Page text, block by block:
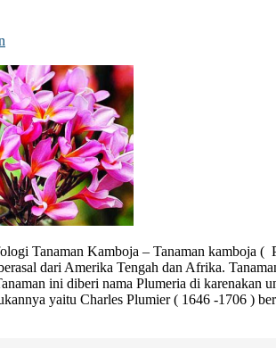
Tanaman Kamboja – Tanaman kamboja (
dari Amerika Tengah dan Afrika.
ini diberi nama Plumeria di karenakan
yaitu Charles Plumier ( 1646 -1706 )